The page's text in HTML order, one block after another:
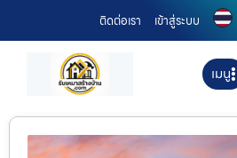
ติดต่อเรา เข้าสู่ระบบ
เมนู